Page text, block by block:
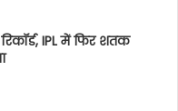
IPL में फिर शतक